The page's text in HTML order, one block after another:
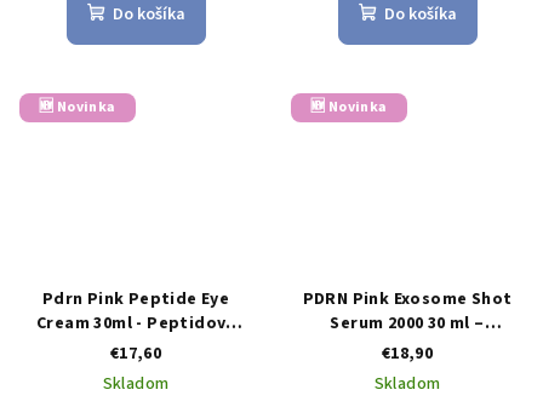
Do košíka Do košíka
🆕 Novinka
Pdrn Pink Peptide Eye
Cream 30ml - Peptidový
očný krém PDRN Pink proti
vráskam 30 ml
€17,60
Skladom
🆕 Novinka
PDRN Pink Exosome Shot
Serum 2000 30 ml –
regeneračné sérum s PDRN,
exozómami a kolagénom
€18,90
Skladom